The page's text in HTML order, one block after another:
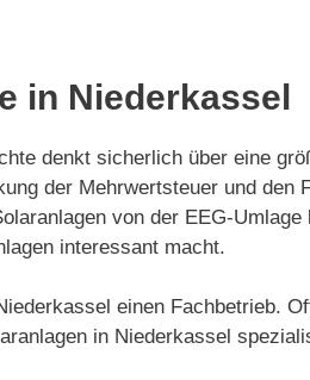
in Niederkassel
denkt sicherlich über eine
der Mehrwertsteuer und den
von der EEG-
interessant macht.
einen Fachbetrieb.
in Niederkassel